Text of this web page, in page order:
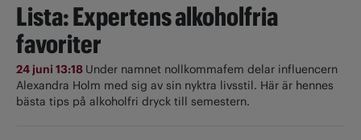
Lista: Expertens alkoholfria
favoriter
24 juni 13:18 Under namnet nollkommafem delar influencern
Alexandra Holm med sig av sin nyktra livsstil. Här är hennes
bästa tips på alkoholfri dryck till semestern.